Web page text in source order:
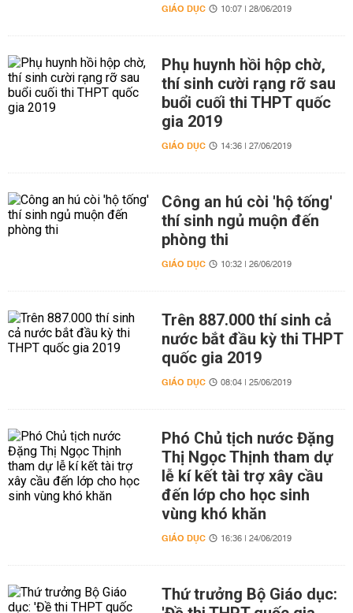
GIÁO DỤC 10:07 | 28/06/2019
Phụ huynh hồi hộp chờ,
thí sinh cười rạng rỡ sau
buổi cuối thi THPT quốc
gia 2019
GIÁO DỤC 14:36 | 27/06/2019
Công an hú còi 'hộ tống'
thí sinh ngủ muộn đến
phòng thi
GIÁO DỤC 10:32 | 26/06/2019
Trên 887.000 thí sinh cả
nước bắt đầu kỳ thi THPT
quốc gia 2019
GIÁO DỤC 08:04 | 25/06/2019
Phó Chủ tịch nước Đặng
Thị Ngọc Thịnh tham dự
lễ kí kết tài trợ xây cầu
đến lớp cho học sinh
vùng khó khăn
GIÁO DỤC 16:36 | 24/06/2019
Thứ trưởng Bộ Giáo dục: